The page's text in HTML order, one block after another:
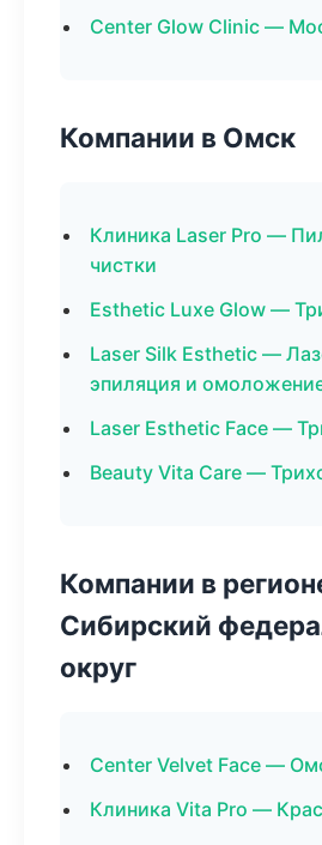
Center Glow Clinic —
Компании в Омск
Клиника Laser Pro —
чистки
Esthetic Luxe Glow —
Laser Silk Esthetic —
эпиляция и
Laser Esthetic Face —
Beauty Vita Care —
Компании в
Сибирский
округ
Center Velvet Face —
Клиника Vita Pro —